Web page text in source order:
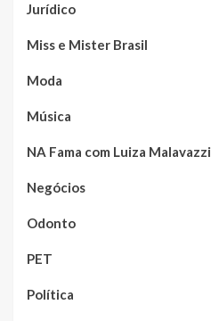
Jurídico
Miss e Mister Brasil
Moda
Música
NA Fama com Luiza Malavazzi
Negócios
Odonto
PET
Política